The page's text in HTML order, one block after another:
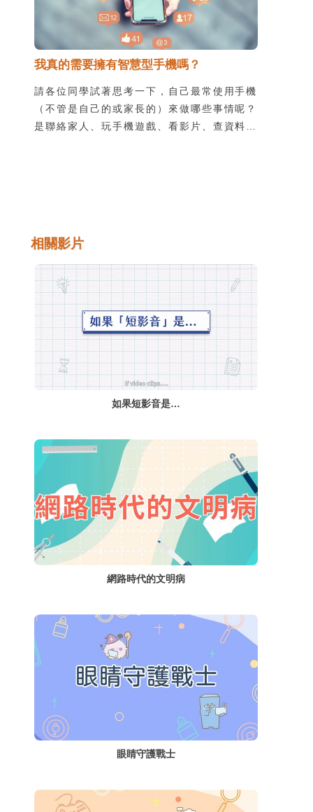
我真的需要擁有智慧型手機嗎？
請各位同學試著思考一下，自己最常使用手機
（不管是自己的或家長的）來做哪些事情呢？
是聯絡家人、玩手機遊戲、看影片、查資料、
相關影片
如果短影音是…
網路時代的文明病
眼睛守護戰士